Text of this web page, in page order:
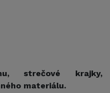
strečové krajky,
materiálu.